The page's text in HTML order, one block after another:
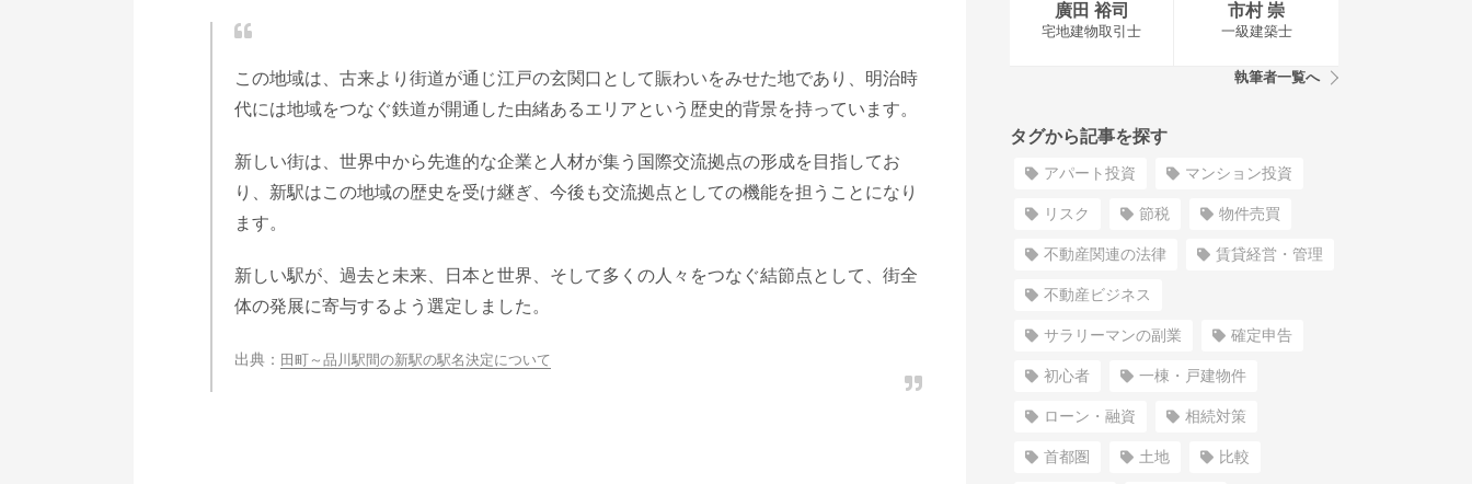
この地域は、古来より街道が通じ江戸の玄関口として賑わいをみせた地であり、明治時
代には地域をつなぐ鉄道が開通した由緒あるエリアという歴史的背景を持っています。
新しい街は、世界中から先進的な企業と人材が集う国際交流拠点の形成を目指してお
り、新駅はこの地域の歴史を受け継ぎ、今後も交流拠点としての機能を担うことになり
ます。
新しい駅が、過去と未来、日本と世界、そして多くの人々をつなぐ結節点として、街全
体の発展に寄与するよう選定しました。
田町～品川駅間の新駅の駅名決定について
廣田 裕司
宅地建物取引士
市村 崇
一級建築士
執筆者一覧へ
タグから記事を探す
アパート投資 マンション投資
リスク 節税 物件売買
不動産関連の法律 賃貸経営・管理
不動産ビジネス
サラリーマンの副業 確定申告
初心者 一棟・戸建物件
ローン・融資 相続対策
首都圏 土地 比較